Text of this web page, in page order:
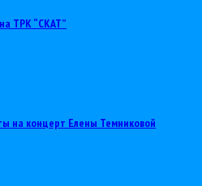
ТРК “СКАТ”
на концерт Елены Темниковой